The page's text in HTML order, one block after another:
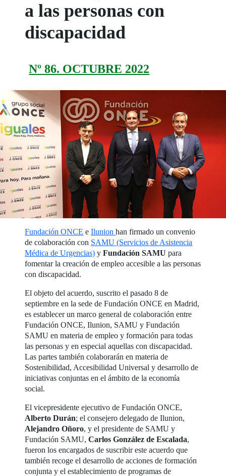
a las personas con
discapacidad
Nº 86. OCTUBRE 2022
Fundación ONCE eIlunionhan firmado un convenio
de colaboración con SAMU (Servicios de Asistencia
Médica de Urgencias) yFundación SAMU para
fomentar la creación de empleo accesible a las personas
con discapacidad.
El objeto del acuerdo, suscrito el pasado 8 de
septiembre en la sede de Fundación ONCE en Madrid,
es establecer un marco general de colaboración entre
Fundación ONCE, Ilunion, SAMU y Fundación
SAMU en materia de empleo y formación para todas
las personas y en especial aquellas con discapacidad.
Las partes también colaborarán en materia de
Sostenibilidad, Accesibilidad Universal y desarrollo de
iniciativas conjuntas en el ámbito de la economía
social.
El vicepresidente ejecutivo de Fundación ONCE,
Alberto Durán; el consejero delegado de Ilunion,
Alejandro Oñoro, y el presidente de SAMU y
Fundación SAMU,Carlos González de Escalada,
fueron los encargados de suscribir este acuerdo que
también recoge el desarrollo de acciones de formación
conjunta y el establecimiento de programas de